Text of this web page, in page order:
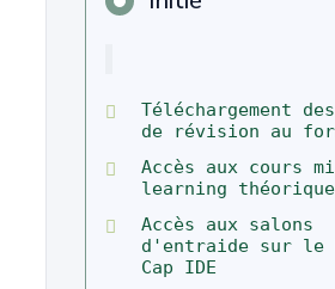
Téléchargement
de révision au
Accès aux cours
learning
Accès aux salons
d'entraide sur le
Cap IDE